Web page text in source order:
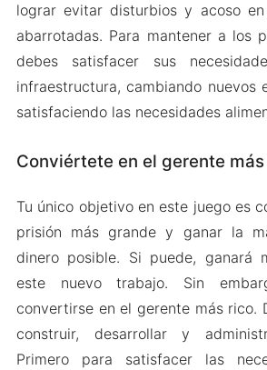
lograr evitar disturbios y acoso
abarrotadas. Para mantener a los
debes satisfacer sus
infraestructura, cambiando nuevos
satisfaciendo las necesidades
Conviértete en el gerente
Tu único objetivo en este juego es
prisión más grande y ganar la
dinero posible. Si puede, ganará
este nuevo trabajo. Sin
convertirse en el gerente más rico.
construir, desarrollar y
Primero para satisfacer las